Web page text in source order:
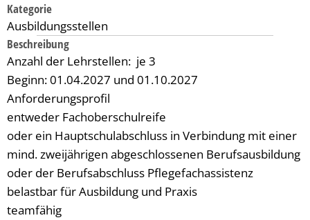
Kategorie
Ausbildungsstellen
Beschreibung
Anzahl der Lehrstellen: je 3
Beginn: 01.04.2027 und 01.10.2027
Anforderungsprofil
entweder Fachoberschulreife
oder ein Hauptschulabschluss in Verbindung mit einer
mind. zweijährigen abgeschlossenen Berufsausbildung
oder der Berufsabschluss Pflegefachassistenz
belastbar für Ausbildung und Praxis
teamfähig